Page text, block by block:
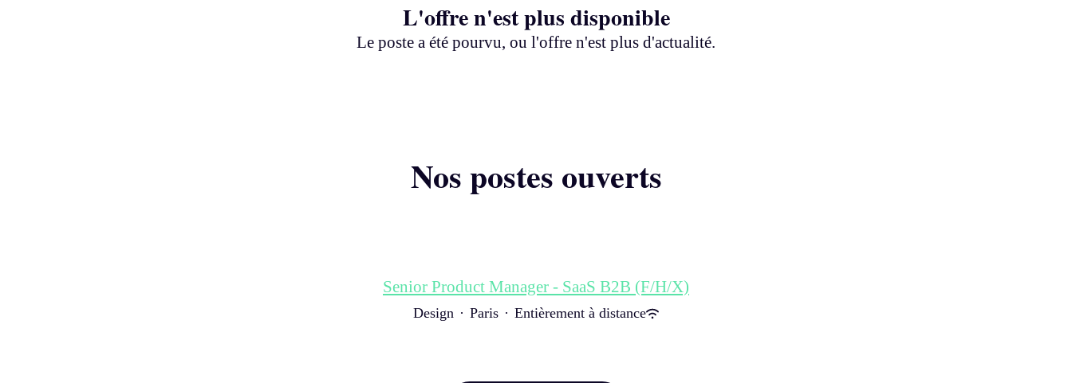
L'offre n'est plus disponible
Le poste a été pourvu, ou l'offre n'est plus d'actualité.
Nos postes ouverts
Senior Product Manager - SaaS B2B (F/H/X)
Design · Paris · Entièrement à distance